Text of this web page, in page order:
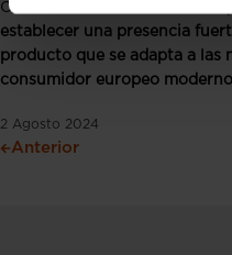
Con su entrada al mercado
establecer una presencia
producto que se adapta a las
consumidor europeo
2 Agosto 2024
Anterior